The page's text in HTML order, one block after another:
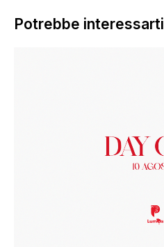
Potrebbe interessarti